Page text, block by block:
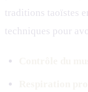
traditions taoïstes
techniques pour